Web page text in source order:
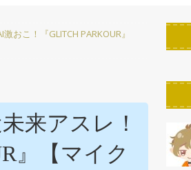
り方！「KeyCreator」使い方解説
善
の解像度とサイズまとめ
おこ！『GLITCH PARKOUR』
来アスレ！
』【マイク